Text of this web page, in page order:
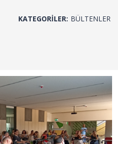
KATEGORILER: BÜLTENLER